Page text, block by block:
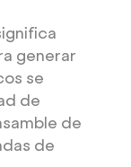
generar
se
de
de
de